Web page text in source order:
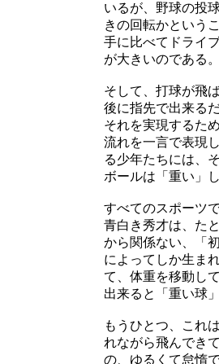
いるが、野球の投
きの回転かという
手に比べてドライ
が大きいのである
そして、打球が飛
後に指先で出来る
それを実現するた
流れを一言で表現
る少年たちには、
ボールは「重い」
すべてのスポーツ
青白き秀才は、た
から関係ない、「
によってしか生ま
て、体重を移動し
出来ると「重い球
もうひとつ、これ
れながら飛んでき
の、ゆるくて怠惰